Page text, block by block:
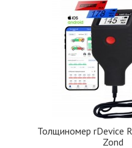
Толщиномер rDevice
Zond